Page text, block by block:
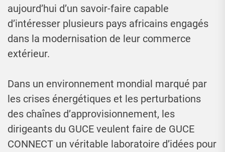
aujourd’hui d’un savoir-faire capable
d’intéresser plusieurs pays africains engagés
dans la modernisation de leur commerce
extérieur.
Dans un environnement mondial marqué par
les crises énergétiques et les perturbations
des chaînes d’approvisionnement, les
dirigeants du GUCE veulent faire de GUCE
CONNECT un véritable laboratoire d’idées pour